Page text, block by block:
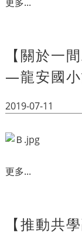
【關於一
—龍安國
2019-07-11
更多...
【推動共